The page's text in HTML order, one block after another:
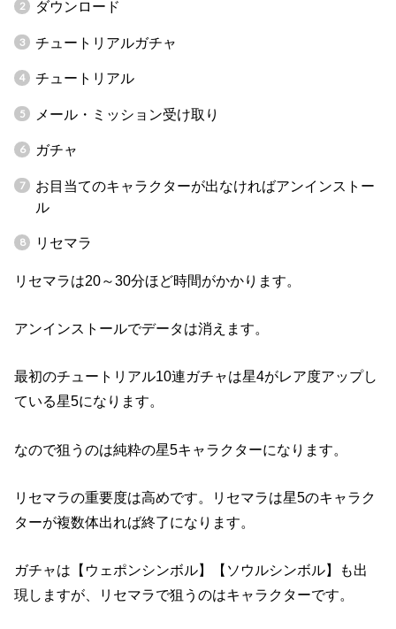
ダウンロード
チュートリアルガチャ
チュートリアル
メール・ミッション受け取り
ガチャ
お目当てのキャラクターが出なければアンインストー
ル
リセマラ
リセマラは20～30分ほど時間がかかります。
アンインストールでデータは消えます。
最初のチュートリアル10連ガチャは星4がレア度アップし
ている星5になります。
なので狙うのは純粋の星5キャラクターになります。
リセマラの重要度は高めです。リセマラは星5のキャラク
ターが複数体出れば終了になります。
ガチャは【ウェポンシンボル】【ソウルシンボル】も出
現しますが、リセマラで狙うのはキャラクターです。